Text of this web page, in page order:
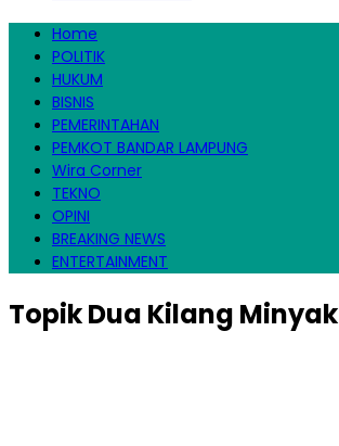
Home
POLITIK
HUKUM
BISNIS
PEMERINTAHAN
PEMKOT BANDAR LAMPUNG
Wira Corner
TEKNO
OPINI
BREAKING NEWS
ENTERTAINMENT
TopikDua Kilang Minyak